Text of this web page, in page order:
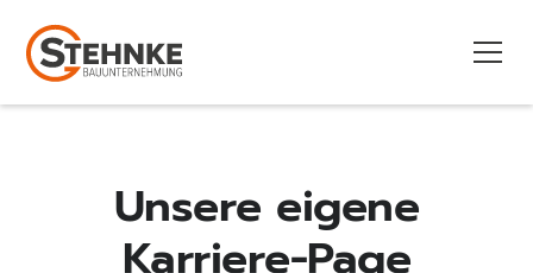
Unsere eigene
Karriere-Page